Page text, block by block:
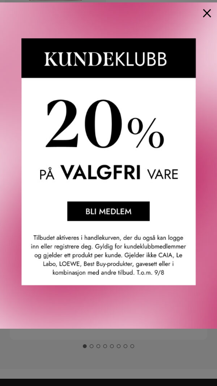
3 VARIANTER
Våre kunder om oss
4.9/5
Basert på 21963 verifiserte omtaler.Se alle omtaler.
06/08/2026
×